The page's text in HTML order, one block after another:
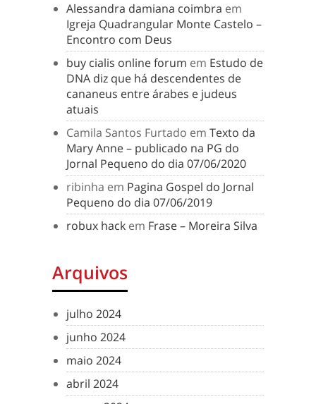
Alessandra damiana coimbra em
Igreja Quadrangular Monte Castelo –
Encontro com Deus
buy cialis online forum em Estudo de
DNA diz que há descendentes de
cananeus entre árabes e judeus
atuais
Camila Santos Furtado em Texto da
Mary Anne – publicado na PG do
Jornal Pequeno do dia 07/06/2020
ribinha em Pagina Gospel do Jornal
Pequeno do dia 07/06/2019
robux hack em Frase – Moreira Silva
Arquivos
julho 2024
junho 2024
maio 2024
abril 2024